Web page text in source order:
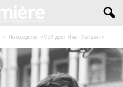
По соседству: «Мой друг Иван Лапшин»